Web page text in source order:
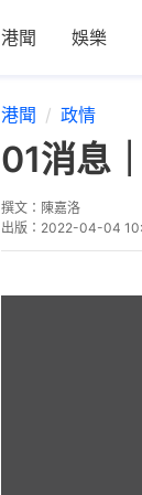
港聞 娛樂
港聞 政情
01消息
撰文： 陳嘉洛
出版： 2022-04-04